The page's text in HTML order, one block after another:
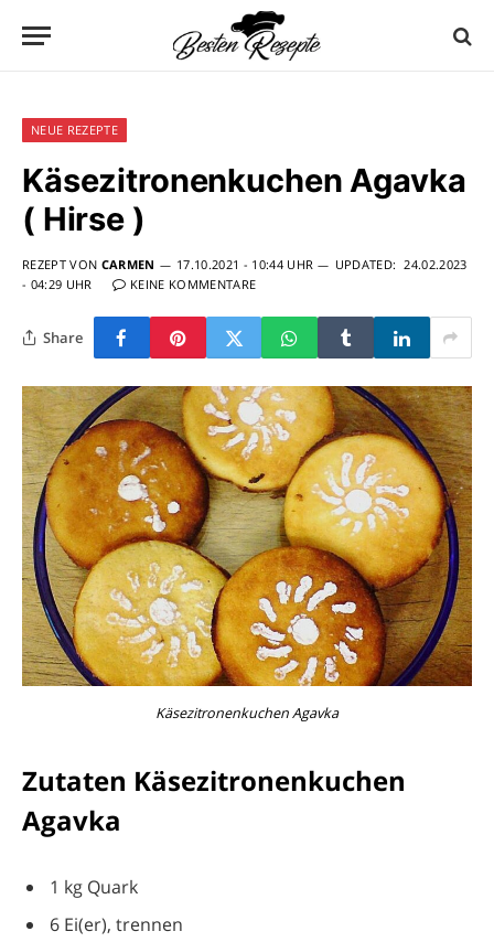
NEUE REZEPTE
Käsezitronenkuchen Agavka
( Hirse )
REZEPT VON CARMEN 17.10.2021 - 10:44 UHR UPDATED: 24.02.2023
- 04:29 UHR
KEINE KOMMENTARE
Share
Käsezitronenkuchen Agavka
Zutaten Käsezitronenkuchen
Agavka
1 kg Quark
6 Ei(er), trennen